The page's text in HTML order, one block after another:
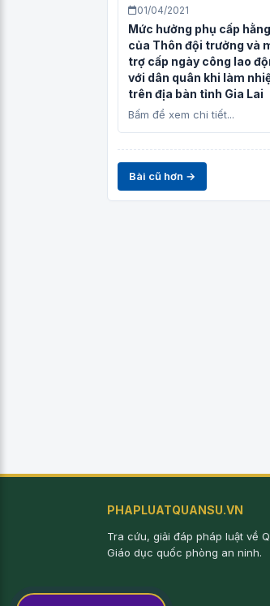
01/04/2021
Mức hưởng phụ cấp
của Thôn đội trưởng và
trợ cấp ngày công lao
với dân quân khi làm
trên địa bàn tỉnh Gia Lai
Bấm để xem chi tiết...
Bài cũ hơn →
PHAPLUATQUANSU.VN
Tra cứu, giải đáp pháp luật về
Giáo dục quốc phòng an ninh.